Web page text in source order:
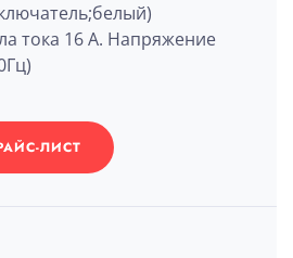
тока 16 А. Напряжение
ЛИСТ